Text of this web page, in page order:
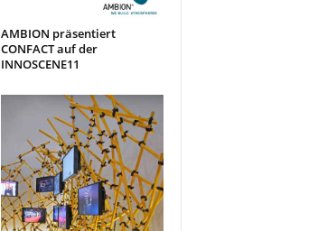
AMBION präsentiert
CONFACT auf der
INNOSCENE11